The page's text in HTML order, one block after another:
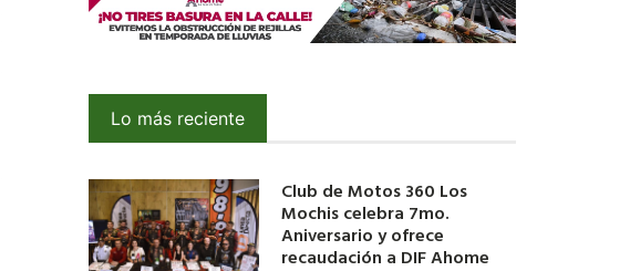
Lo más reciente
Club de Motos 360 Los
Mochis celebra 7mo.
Aniversario y ofrece
recaudación a DIF Ahome